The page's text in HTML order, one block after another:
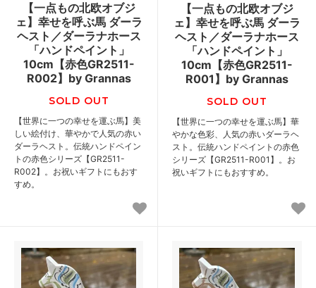
【一点もの北欧オブジ
ェ】幸せを呼ぶ馬 ダーラ
ヘスト／ダーラナホース
「ハンドペイント」
10cm【赤色GR2511-
R002】by Grannas
SOLD OUT
【世界に一つの幸せを運ぶ馬】美
しい絵付け、華やかで人気の赤い
ダーラヘスト。伝統ハンドペイン
トの赤色シリーズ【GR2511-
R002】。お祝いギフトにもおす
すめ。
【一点もの北欧オブジ
ェ】幸せを呼ぶ馬 ダーラ
ヘスト／ダーラナホース
「ハンドペイント」
10cm【赤色GR2511-
R001】by Grannas
SOLD OUT
【世界に一つの幸せを運ぶ馬】華
やかな色彩、人気の赤いダーラヘ
スト。伝統ハンドペイントの赤色
シリーズ【GR2511-R001】。お
祝いギフトにもおすすめ。